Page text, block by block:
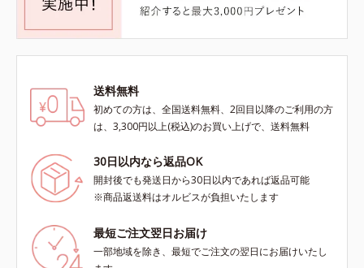
送料無料
初めての方は、全国送料無料、2回目以降のご利用の方
は、3,300円以上(税込)のお買い上げで、送料無料
30日以内なら返品OK
開封後でも発送日から30日以内であれば返品可能
※商品返送料はオルビスが負担いたします
最短ご注文翌日お届け
一部地域を除き、最短でご注文の翌日にお届けいたし